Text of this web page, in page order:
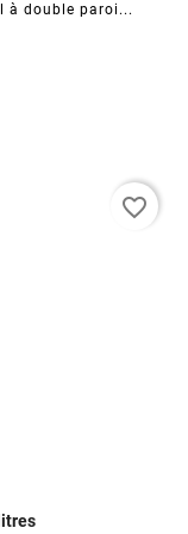
à double paroi...
favorite_border